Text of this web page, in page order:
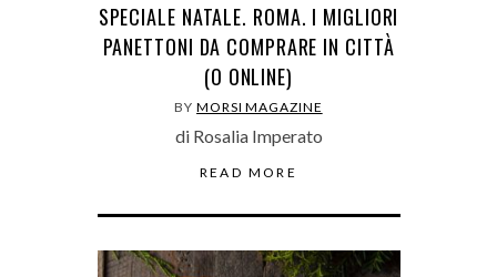
SPECIALE NATALE. ROMA. I MIGLIORI
PANETTONI DA COMPRARE IN CITTÀ
(O ONLINE)
BYMORSI MAGAZINE
di Rosalia Imperato
READ MORE